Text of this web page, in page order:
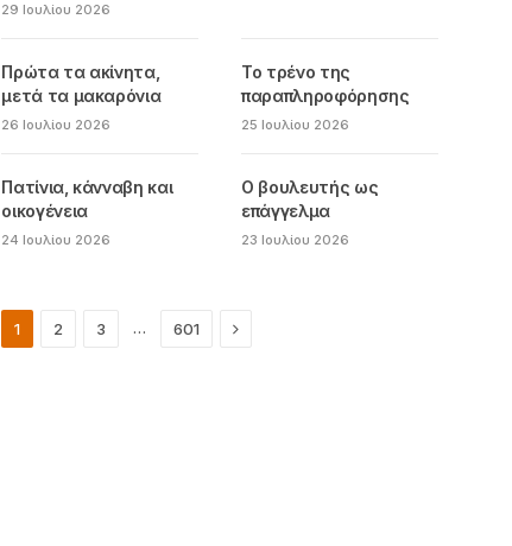
29 Ιουλίου 2026
Πρώτα τα ακίνητα,
μετά τα μακαρόνια
26 Ιουλίου 2026
Το τρένο της
παραπληροφόρησης
25 Ιουλίου 2026
Πατίνια, κάνναβη και
οικογένεια
24 Ιουλίου 2026
Ο βουλευτής ως
επάγγελμα
23 Ιουλίου 2026
1 2 3 … 601 Next